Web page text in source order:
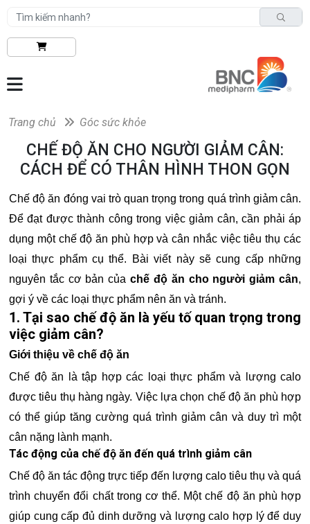
Trang chủ Góc sức khỏe
CHẾ ĐỘ ĂN CHO NGƯỜI GIẢM CÂN:
CÁCH ĐỂ CÓ THÂN HÌNH THON GỌN
Chế độ ăn đóng vai trò quan trọng trong quá trình giảm cân.
Để đạt được thành công trong việc giảm cân, cần phải áp
dụng một chế độ ăn phù hợp và cân nhắc việc tiêu thụ các
loại thực phẩm cụ thể. Bài viết này sẽ cung cấp những
nguyên tắc cơ bản của chế độ ăn cho người giảm cân,
gợi ý về các loại thực phẩm nên ăn và tránh.
1. Tại sao chế độ ăn là yếu tố quan trọng trong
việc giảm cân?
Giới thiệu về chế độ ăn
Chế độ ăn là tập hợp các loại thực phẩm và lượng calo
được tiêu thụ hàng ngày. Việc lựa chọn chế độ ăn phù hợp
có thể giúp tăng cường quá trình giảm cân và duy trì một
cân nặng lành mạnh.
Tác động của chế độ ăn đến quá trình giảm cân
Chế độ ăn tác động trực tiếp đến lượng calo tiêu thụ và quá
trình chuyển đổi chất trong cơ thể. Một chế độ ăn phù hợp
giúp cung cấp đủ dinh dưỡng và lượng calo hợp lý để duy